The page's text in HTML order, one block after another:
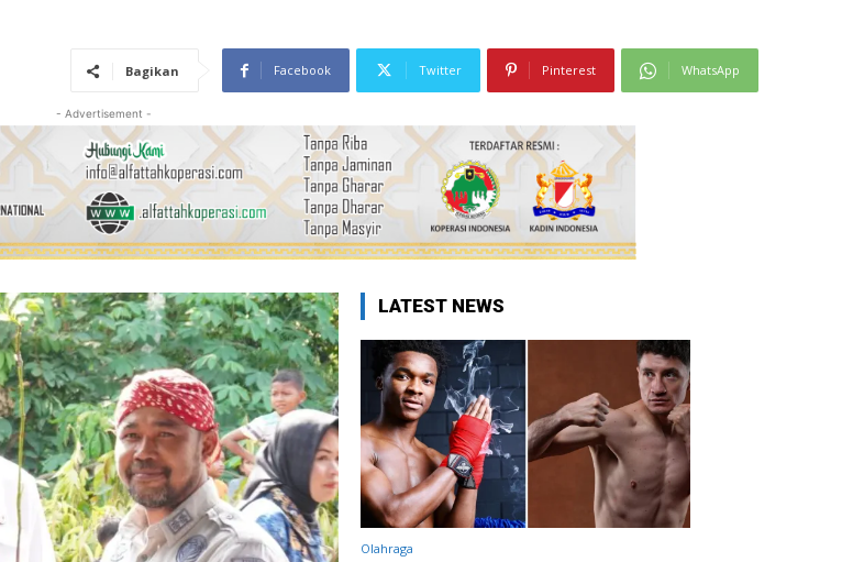
Bagikan Facebook Twitter Pinterest WhatsApp
- Advertisement -
LATEST NEWS
Olahraga